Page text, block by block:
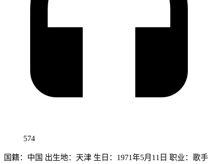
574
国籍：中国 出生地：天津 生日：1971年5月11日 职业：歌手